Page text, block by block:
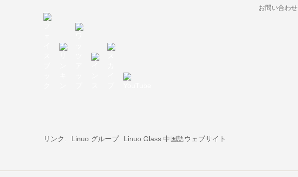
お問い合わせ
リンク: Linuo グループ
Linuo Glass 中国語ウェブサイト